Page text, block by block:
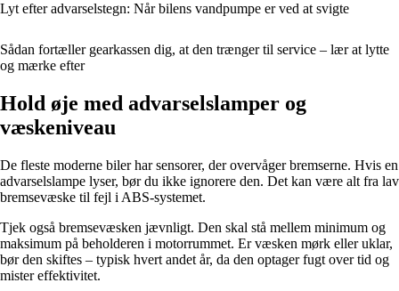
Lyt efter advarselstegn: Når bilens vandpumpe er ved at svigte
Sådan fortæller gearkassen dig, at den trænger til service – lær at lytte
og mærke efter
Hold øje med advarselslamper og
væskeniveau
De fleste moderne biler har sensorer, der overvåger bremserne. Hvis en
advarselslampe lyser, bør du ikke ignorere den. Det kan være alt fra lav
bremsevæske til fejl i ABS-systemet.
Tjek også bremsevæsken jævnligt. Den skal stå mellem minimum og
maksimum på beholderen i motorrummet. Er væsken mørk eller uklar,
bør den skiftes – typisk hvert andet år, da den optager fugt over tid og
mister effektivitet.